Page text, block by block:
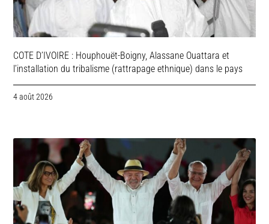
COTE D’IVOIRE : Houphouët-Boigny, Alassane Ouattara et
l’installation du tribalisme (rattrapage ethnique) dans le pays
4 août 2026